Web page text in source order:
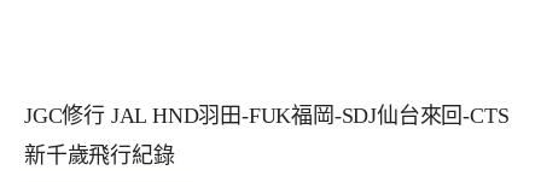
JGC修行 JAL HND羽田-FUK福岡-SDJ仙台來回-CTS
新千歲飛行紀錄